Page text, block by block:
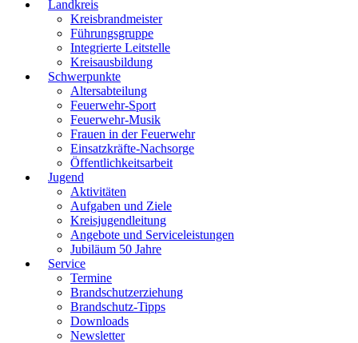
Landkreis
Kreisbrandmeister
Führungsgruppe
Integrierte Leitstelle
Kreisausbildung
Schwerpunkte
Altersabteilung
Feuerwehr-Sport
Feuerwehr-Musik
Frauen in der Feuerwehr
Einsatzkräfte-Nachsorge
Öffentlichkeitsarbeit
Jugend
Aktivitäten
Aufgaben und Ziele
Kreisjugendleitung
Angebote und Serviceleistungen
Jubiläum 50 Jahre
Service
Termine
Brandschutzerziehung
Brandschutz-Tipps
Downloads
Newsletter